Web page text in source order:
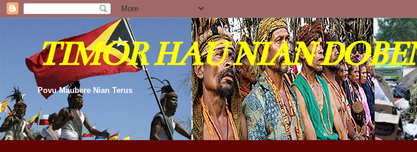
TIMOR HAU NIAN
Povu Maubere Nian Terus